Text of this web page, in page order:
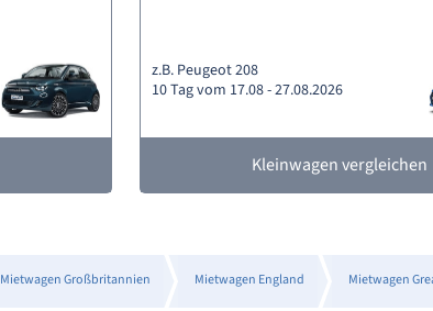
z.B. Peugeot 208
10 Tag vom 17.08 - 27.08.2026
Kleinwagen vergleichen
Mietwagen Großbritannien Mietwagen England Mietwagen